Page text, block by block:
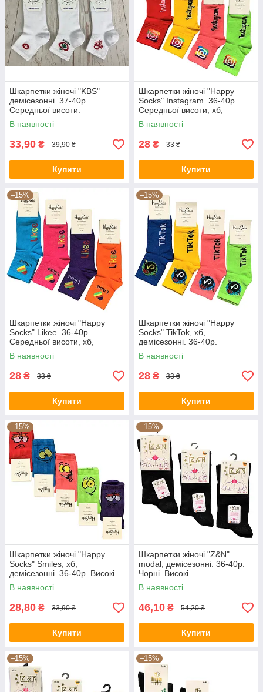
Шкарпетки жіночі "KBS"
демісезонні. 37-40р.
Середньої висоти.
В наявності
33,90 ₴ 39,90 ₴
Купити
Шкарпетки жіночі "Happy
Socks" Instagram. 36-40р.
Середньої висоти, хб,
демісезонні.
В наявності
28 ₴ 33 ₴
Купити
–15%
Шкарпетки жіночі "Happy
Socks" Likee. 36-40р.
Середньої висоти, хб,
демісезонні.
В наявності
28 ₴ 33 ₴
Купити
–15%
Шкарпетки жіночі "Happy
Socks" TikTok, хб,
демісезонні. 36-40р.
Середньої висоти.
В наявності
28 ₴ 33 ₴
Купити
–15%
Шкарпетки жіночі "Happy
Socks" Smiles, хб,
демісезонні. 36-40р. Високі.
В наявності
28,80 ₴ 33,90 ₴
Купити
–15%
Шкарпетки жіночі "Z&N"
modal, демісезонні. 36-40р.
Чорні. Високі.
В наявності
46,10 ₴ 54,20 ₴
Купити
–15% –15%